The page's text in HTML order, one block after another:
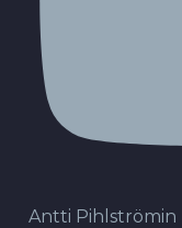
Antti Pihlströmin